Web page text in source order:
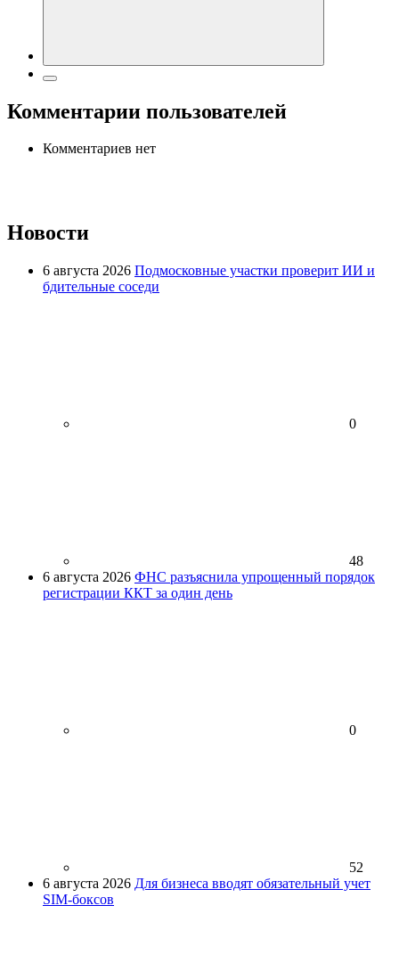
Комментарии пользователей
Комментариев нет
Новости
6 августа 2026 Подмосковные участки проверит ИИ и
бдительные соседи
0
48
6 августа 2026 ФНС разъяснила упрощенный порядок
регистрации ККТ за один день
0
52
6 августа 2026 Для бизнеса вводят обязательный учет
SIM-боксов